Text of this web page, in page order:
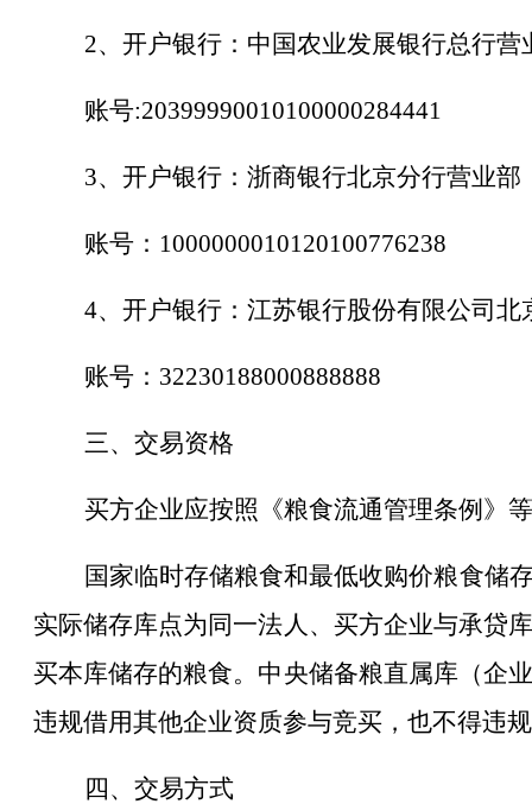
2、开户银行：中国农业发展银行总行营
账号:20399990010100000284441
3、开户银行：浙商银行北京分行营业部
账号：1000000010120100776238
4、开户银行：江苏银行股份有限公司北
账号：32230188000888888
三、交易资格
买方企业应按照《粮食流通管理条例》
国家临时存储粮食和最低收购价粮食储
实际储存库点为同一法人、买方企业与承贷
买本库储存的粮食。中央储备粮直属库（企
违规借用其他企业资质参与竞买，也不得违
四、交易方式